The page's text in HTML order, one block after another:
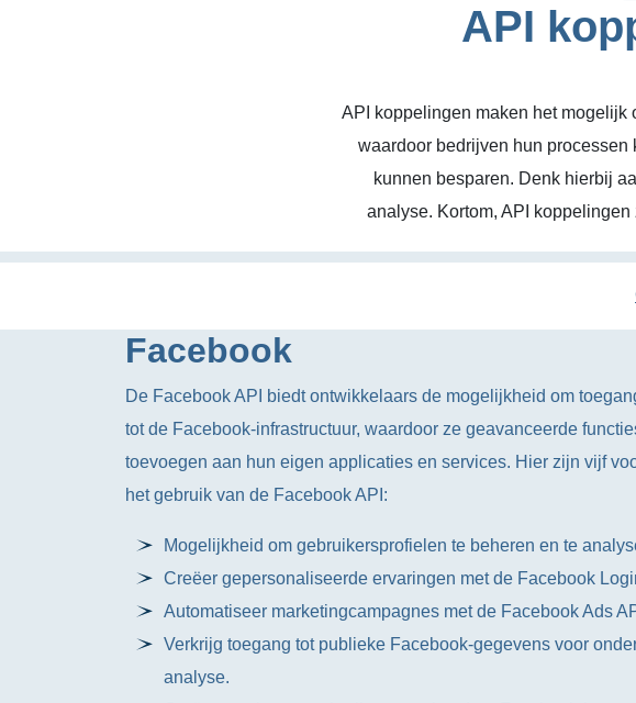
API
API koppelingen maken het mogelijk
waardoor bedrijven hun
kunnen besparen. Denk hierbij
analyse. Kortom, API
Facebook
De Facebook API biedt ontwikkelaars de mogelijkheid om
tot de Facebook-infrastructuur, waardoor ze geavanceerde
toevoegen aan hun eigen applicaties en services. Hier zijn vijf
het gebruik van de Facebook API:
Mogelijkheid om gebruikersprofielen te beheren en te
Creëer gepersonaliseerde ervaringen met de Facebook
Automatiseer marketingcampagnes met de Facebook Ads
Verkrijg toegang tot publieke Facebook-gegevens voor
analyse.